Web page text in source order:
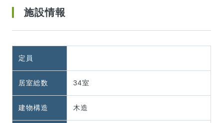
施設情報
定員
居室総数 34室
建物構造 木造